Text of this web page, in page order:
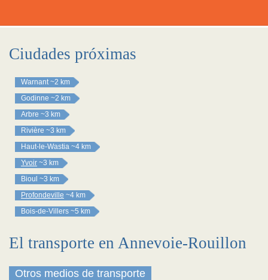
Ciudades próximas
Warnant ~2 km
Godinne ~2 km
Arbre ~3 km
Rivière ~3 km
Haut-le-Wastia ~4 km
Yvoir ~3 km
Bioul ~3 km
Profondeville ~4 km
Bois-de-Villers ~5 km
El transporte en Annevoie-Rouillon
Otros medios de transporte